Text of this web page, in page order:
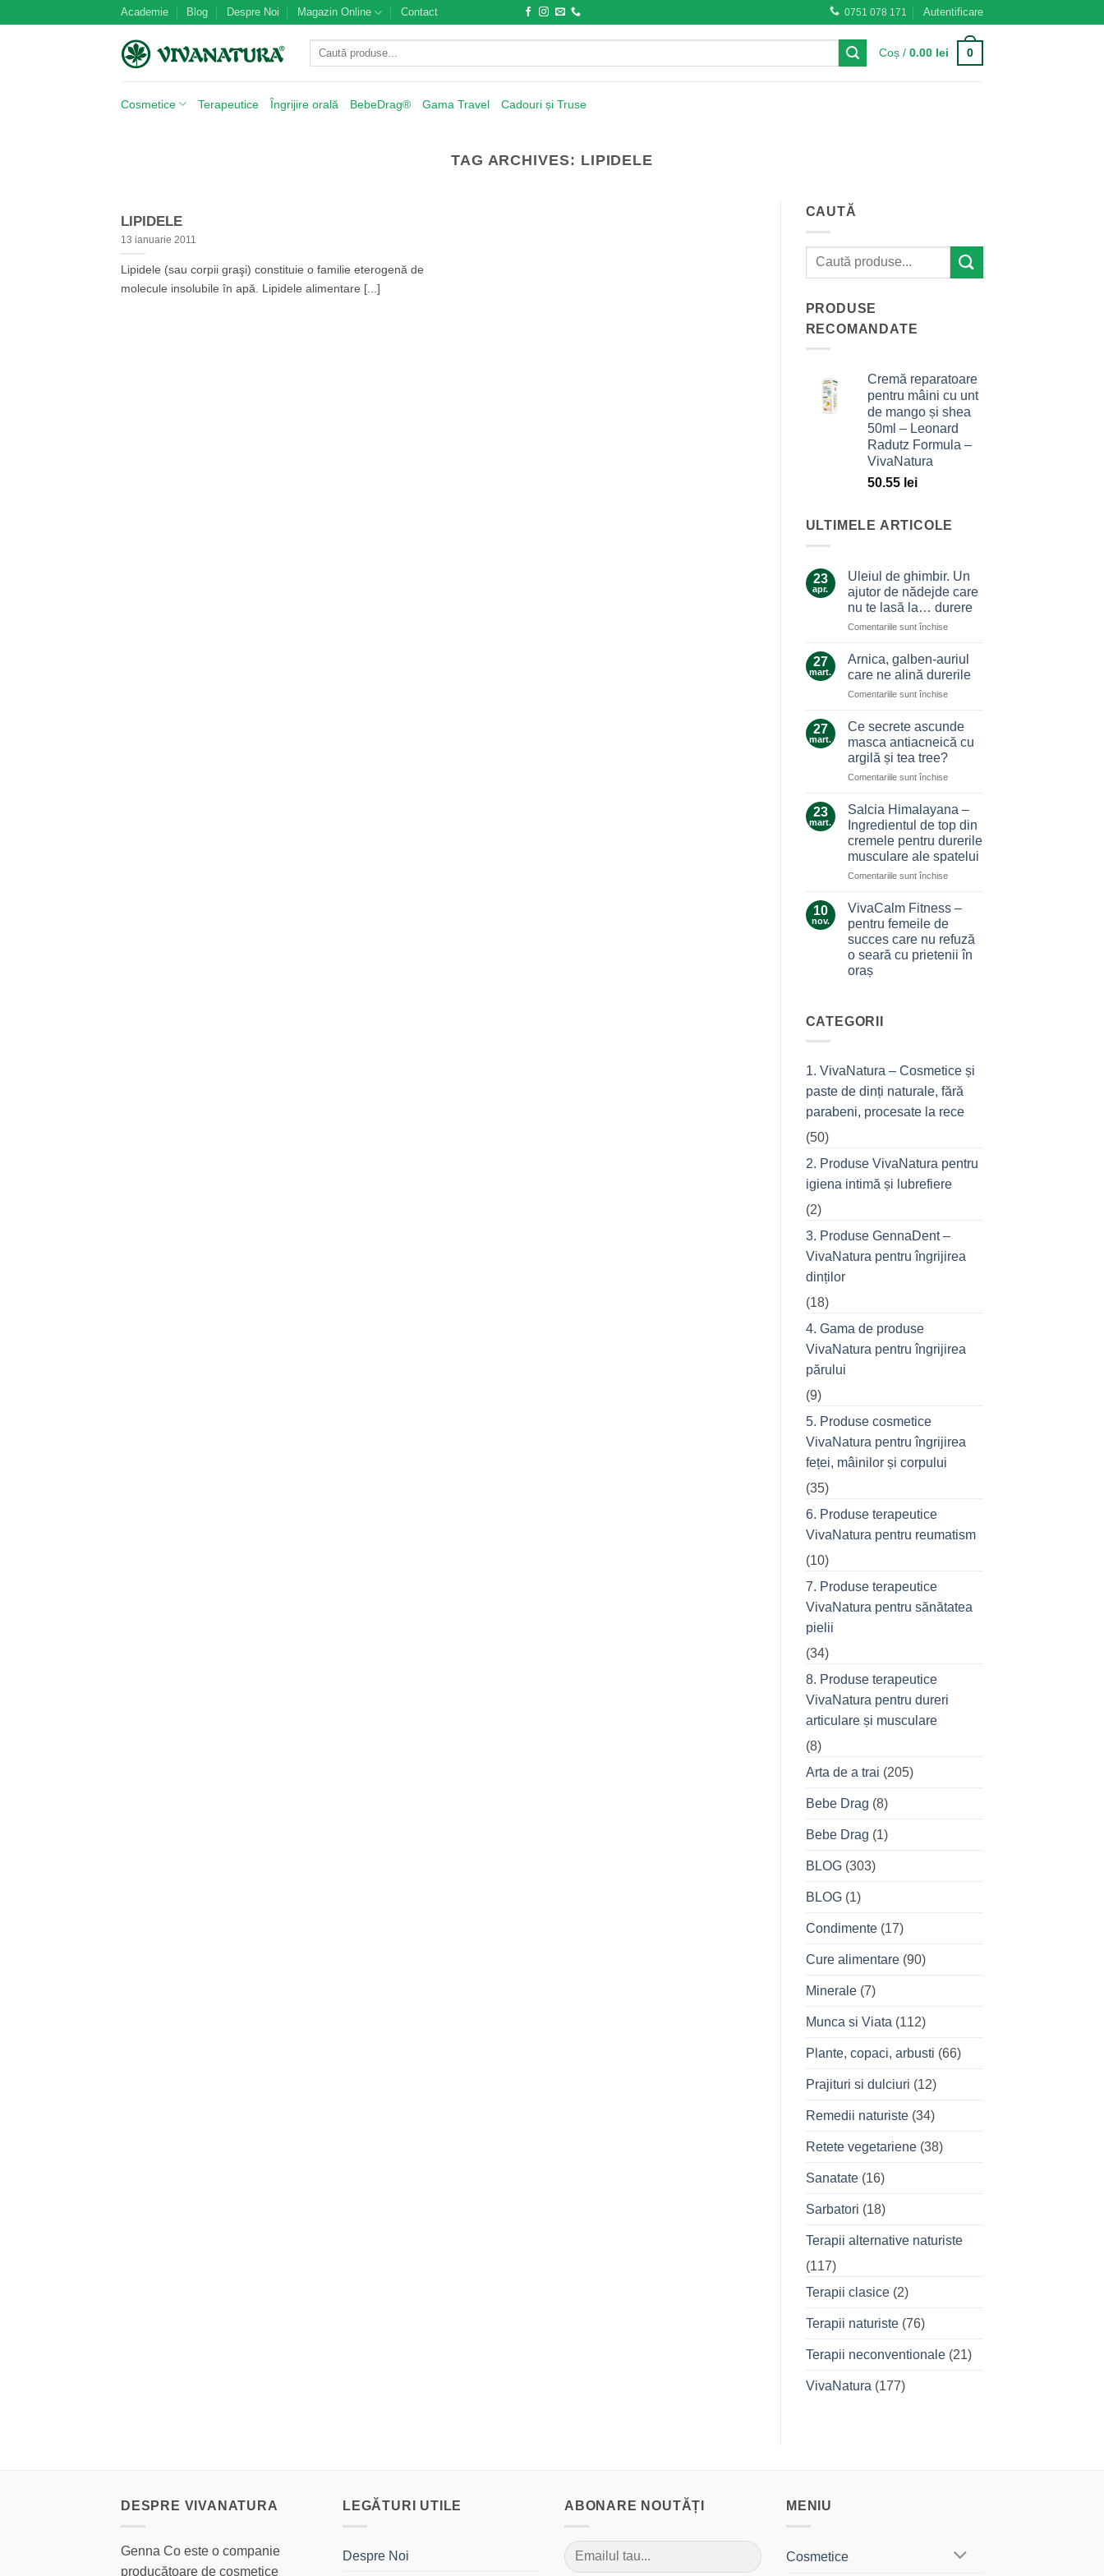
Academie Blog Despre Noi Magazin Online Contact 0751 078 171 Autentificare
Caută
Coș /0.00 lei 0
Cosmetice Terapeutice Îngrijire orală BebeDrag® Gama Travel Cadouri și Truse
TAG ARCHIVES: LIPIDELE
LIPIDELE
13 ianuarie 2011
Lipidele (sau corpii graşi) constituie o familie eterogenă de
molecule insolubile în apă. Lipidele alimentare [...]
CAUTĂ
PRODUSE
RECOMANDATE
Cremă reparatoare
pentru mâini cu unt
de mango și shea
50ml – Leonard
Radutz Formula –
VivaNatura
50.55 lei
ULTIMELE ARTICOLE
23
apr.
Uleiul de ghimbir. Un
ajutor de nădejde care
nu te lasă la… durere
Comentariile sunt închisepentru
de
ghimbir.
Un
ajutor
nădejde
care
nu
lasă
durere
27
mart.
Arnica, galben-auriul
care ne alină durerile
Comentariile sunt închisepentru
galben-
auriul
care
alină
27
mart.
Ce secrete ascunde
masca antiacneică cu
argilă și tea tree?
Comentariile sunt închisepentru
ascunde
masca
antiacneică
cu
argilă
tree?
23
mart.
Salcia Himalayana –
Ingredientul de top din
cremele pentru durerile
musculare ale spatelui
Comentariile sunt închisepentru
Ingredientul
de
top
10
nov.
VivaCalm Fitness –
pentru femeile de
succes care nu refuză
o seară cu prietenii în
oraș
VivaCalm
Fitness
de
care
refuză
prietenii
în
oraș
CATEGORII
1. VivaNatura – Cosmetice și
paste de dinți naturale, fără
parabeni, procesate la rece
(50)
2. Produse VivaNatura pentru
igiena intimă și lubrefiere
(2)
3. Produse GennaDent –
VivaNatura pentru îngrijirea
dinților
(18)
4. Gama de produse
VivaNatura pentru îngrijirea
părului
(9)
5. Produse cosmetice
VivaNatura pentru îngrijirea
feței, mâinilor și corpului
(35)
6. Produse terapeutice
VivaNatura pentru reumatism
(10)
7. Produse terapeutice
VivaNatura pentru sănătatea
pielii
(34)
8. Produse terapeutice
VivaNatura pentru dureri
articulare și musculare
(8)
Arta de a trai (205)
Bebe Drag (8)
Bebe Drag (1)
BLOG(303)
BLOG(1)
Condimente(17)
Cure alimentare(90)
Minerale(7)
Munca si Viata (112)
Plante, copaci, arbusti (66)
Prajituri si dulciuri (12)
Remedii naturiste(34)
Retete vegetariene(38)
Sanatate(16)
Sarbatori (18)
Terapii alternative naturiste
(117)
Terapii clasice(2)
Terapii naturiste(76)
Terapii neconventionale(21)
VivaNatura (177)
DESPRE VIVANATURA
Genna Co este o companie
producătoare de cosmetice
LEGĂTURI UTILE
Despre Noi
ABONARE NOUTĂȚI MENIU
Cosmetice